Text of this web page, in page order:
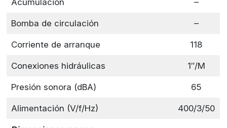
Acumulación –
Bomba de circulación –
Corriente de arranque 118
Conexiones hidráulicas 1″/M
Presión sonora (dBA) 65
Alimentación (V/f/Hz) 400/3/50